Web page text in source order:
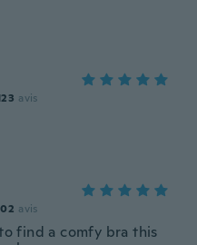
avis
avis
find a comfy bra this